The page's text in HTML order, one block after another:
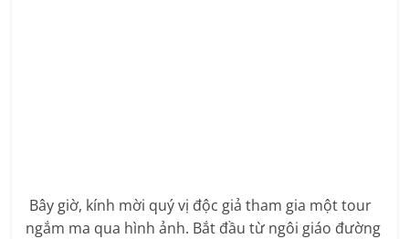
Bây giờ, kính mời quý vị độc giả tham gia một tour
ngắm ma qua hình ảnh. Bắt đầu từ ngôi giáo đường